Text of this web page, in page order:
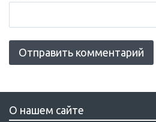
О нашем сайте